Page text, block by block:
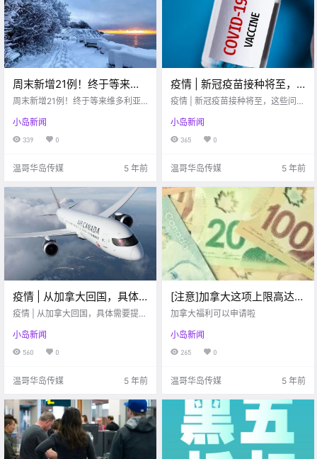
周末新增21例！终于等来维
多利亚初雪！简直美爆了“银
周末新增21例！终于等来维多利亚
四溢”！！
小岛新闻
339 0
温哥华岛传媒 5 年前
疫情 | 新冠疫苗接种将至，
这些问题你都了解过吗？
疫情 | 新冠疫苗接种将至，这些问题
小岛新闻
365 0
温哥华岛传媒 5 年前
疫情 | 从加拿大回国，具体
需要提供什么疫情证明？
疫情 | 从加拿大回国，具体需要提供
小岛新闻
560 0
温哥华岛传媒 5 年前
[注意]加拿大这项上限高达
30万加元的福利今天可以申
加拿大福利可以申请啦
小岛新闻
265 0
温哥华岛传媒 5 年前